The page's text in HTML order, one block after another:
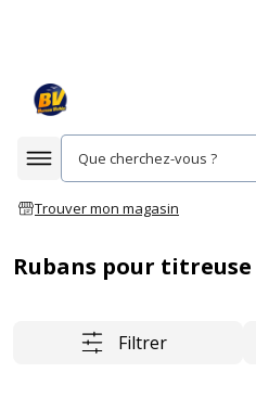
Afficher la navigation
Trouver mon magasin
Rubans pour titreuse
Filtrer